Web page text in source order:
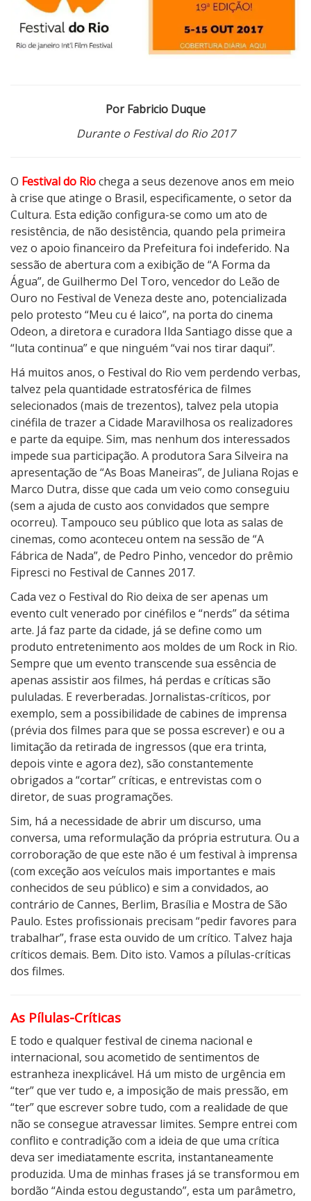
o
2
0
1
7
:
P
í
l
u
l
s
-
C
r
í
t
i
c
a
s
Por Fabricio Duque
Durante o Festival do Rio 2017
O Festival do Riochega a seus dezenove anos em meio
à crise que atinge o Brasil, especificamente, o setor da
Cultura. Esta edição configura-se como um ato de
resistência, de não desistência, quando pela primeira
vez o apoio financeiro da Prefeitura foi indeferido. Na
sessão de abertura com a exibição de “A Forma da
Água”, de Guilhermo Del Toro, vencedor do Leão de
Ouro no Festival de Veneza deste ano, potencializada
pelo protesto “Meu cu é laico”, na porta do cinema
Odeon, a diretora e curadora Ilda Santiago disse que a
“luta continua” e que ninguém “vai nos tirar daqui”.
Há muitos anos, o Festival do Rio vem perdendo verbas,
talvez pela quantidade estratosférica de filmes
selecionados (mais de trezentos), talvez pela utopia
cinéfila de trazer a Cidade Maravilhosa os realizadores
e parte da equipe. Sim, mas nenhum dos interessados
impede sua participação. A produtora Sara Silveira na
apresentação de “As Boas Maneiras”, de Juliana Rojas e
Marco Dutra, disse que cada um veio como conseguiu
(sem a ajuda de custo aos convidados que sempre
ocorreu). Tampouco seu público que lota as salas de
cinemas, como aconteceu ontem na sessão de “A
Fábrica de Nada”, de Pedro Pinho, vencedor do prêmio
Fipresci no Festival de Cannes 2017.
Cada vez o Festival do Rio deixa de ser apenas um
evento cult venerado por cinéfilos e “nerds” da sétima
arte. Já faz parte da cidade, já se define como um
produto entretenimento aos moldes de um Rock in Rio.
Sempre que um evento transcende sua essência de
apenas assistir aos filmes, há perdas e críticas são
pululadas. E reverberadas. Jornalistas-críticos, por
exemplo, sem a possibilidade de cabines de imprensa
(prévia dos filmes para que se possa escrever) e ou a
limitação da retirada de ingressos (que era trinta,
depois vinte e agora dez), são constantemente
obrigados a “cortar” críticas, e entrevistas com o
diretor, de suas programações.
Sim, há a necessidade de abrir um discurso, uma
conversa, uma reformulação da própria estrutura. Ou a
corroboração de que este não é um festival à imprensa
(com exceção aos veículos mais importantes e mais
conhecidos de seu público) e sim a convidados, ao
contrário de Cannes, Berlim, Brasília e Mostra de São
Paulo. Estes profissionais precisam “pedir favores para
trabalhar”, frase esta ouvido de um crítico. Talvez haja
críticos demais. Bem. Dito isto. Vamos a pílulas-críticas
dos filmes.
As Pílulas-Críticas
E todo e qualquer festival de cinema nacional e
internacional, sou acometido de sentimentos de
estranheza inexplicável. Há um misto de urgência em
“ter” que ver tudo e, a imposição de mais pressão, em
“ter” que escrever sobre tudo, com a realidade de que
não se consegue atravessar limites. Sempre entrei com
conflito e contradição com a ideia de que uma crítica
deva ser imediatamente escrita, instantaneamente
produzida. Uma de minhas frases já se transformou em
bordão “Ainda estou degustando”, esta um parâmetro,